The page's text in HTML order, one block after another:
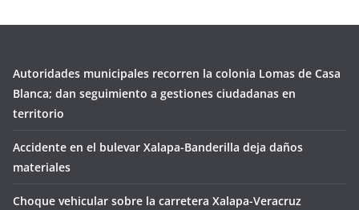
Autoridades municipales recorren la colonia Lomas de Casa
Blanca; dan seguimiento a gestiones ciudadanas en
territorio
Accidente en el bulevar Xalapa-Banderilla deja daños
materiales
Choque vehicular sobre la carretera Xalapa-Veracruz